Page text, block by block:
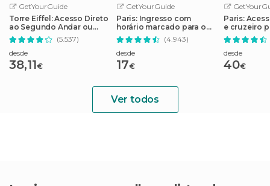
GetYourGuide
Torre Eiffel: Acesso Direto
ao Segundo Andar ou
Topo
(5.537)
desde
38,11€
GetYourGuide
Paris: Ingresso com
horário marcado para o
Museu do Louvre
(4.943)
desde
17€
Paris:
e cruzeiro
desde
40€
Ver todos